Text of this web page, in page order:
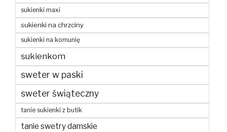
sukienki maxi
sukienki na chrzciny
sukienki na komunię
sukienkom
sweter w paski
sweter świąteczny
tanie sukienki z butik
tanie swetry damskie